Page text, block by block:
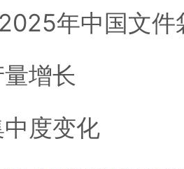
年中国文件
增长
度变化